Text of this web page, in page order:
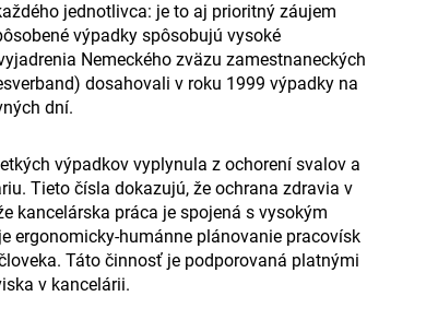
jednotlivca: je to aj prioritný záujem
výpadky spôsobujú vysoké
Nemeckého zväzu zamestnaneckých
dosahovali v roku 1999 výpadky na
dní.
výpadkov vyplynula z ochorení svalov a
Tieto čísla dokazujú, že ochrana zdravia v
kancelárska práca je spojená s vysokým
ergonomicky-humánne plánovanie pracovísk
Táto činnosť je podporovaná platnými
v kancelárii.